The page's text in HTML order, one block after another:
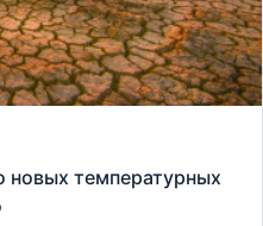
новых температурных